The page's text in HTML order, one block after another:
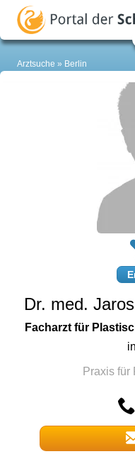
Arztsuche Berlin
Dr. med.
Facharzt für
in
Praxis für